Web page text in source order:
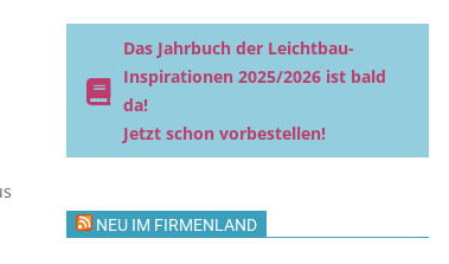
Das Jahrbuch der Leichtbau-
Inspirationen 2025/2026 ist bald
da!
Jetzt schon vorbestellen!
NEU IM FIRMENLAND